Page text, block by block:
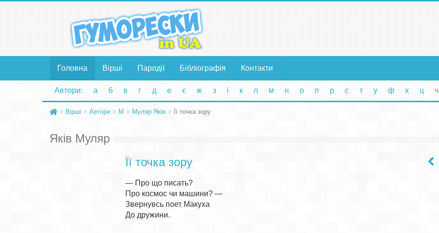
Головна Вірші Пародії Бібліографія Контакти
Автори: а б в г д е є ж з і к л м н о п р с т у ф х ц ч
Вірші Автори М Муляр Яків Її точка зору
Яків Муляр
Її точка зору
— Про що писать?
Про космос чи машини? —
Звернувсь поет Макуха
До дружини.